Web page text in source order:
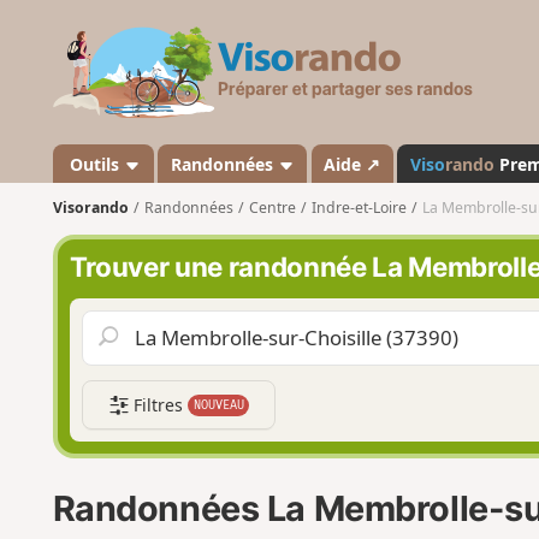
s
a
n
d
o
Outils Randonnées Aide ↗ Visorando
Visorando Randonnées Centre Indre-et-Loire La Membrolle-
Trouver une randonnée La
Filtres NOUVEAU
Randonnées La Membrolle-